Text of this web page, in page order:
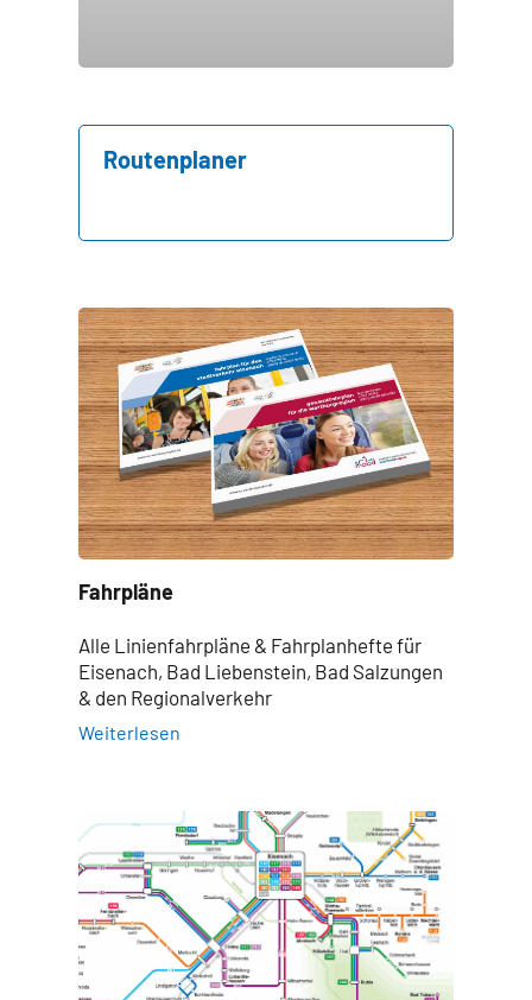
Routenplaner
Fahrpläne
Alle Linienfahrpläne & Fahrplanhefte für
Eisenach, Bad Liebenstein, Bad Salzungen
& den Regionalverkehr
Weiterlesen